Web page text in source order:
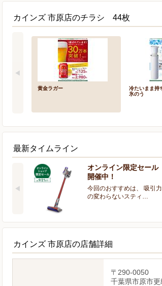
カインズ 市原店のチラシ 44枚
黄金ラガー
冷たいまま持
氷のう
最新タイムライン
オンライン限定セール
開催中！
今回のおすすめは、 吸引力
の変わらないスティ…
カインズ 市原店の店舗詳細
〒290-0050
千葉県市原市更